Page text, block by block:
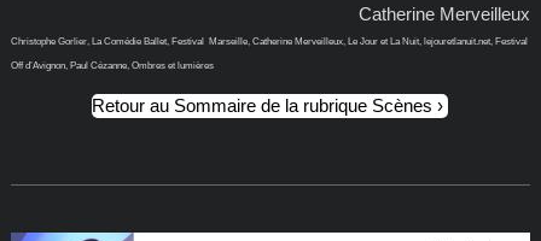
Catherine Merveilleux
Christophe Gorlier, La Comédie Ballet, Festival Marseille, Catherine Merveilleux, Le Jour et La Nuit, lejouretlanuit.net, Festival
Off d’Avignon, Paul Cézanne, Ombres et lumières
Retour au Sommaire de la rubrique Scènes